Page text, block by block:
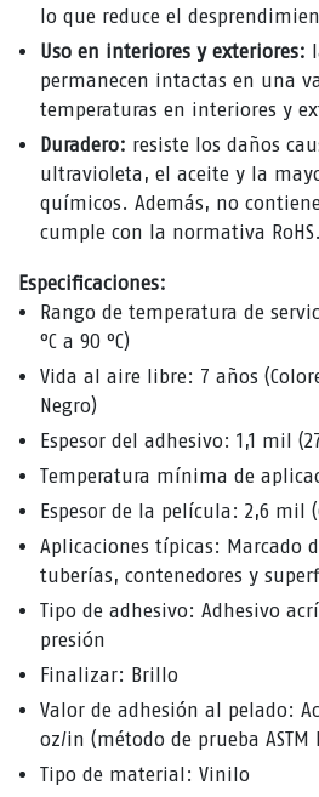
lo que reduce el
Uso en interiores y exteriores:
permanecen intactas en una
temperaturas en interiores y
Duradero: resiste los daños
ultravioleta, el aceite y la
químicos. Además, no
cumple con la normativa RoHS.
Especificaciones:
Rango de temperatura de
°C a 90 °C)
Vida al aire libre: 7 años
Negro)
Espesor del adhesivo: 1,1 mil
Temperatura mínima de
Espesor de la película: 2,6 mil
Aplicaciones típicas: Marcado
tuberías, contenedores y
Tipo de adhesivo: Adhesivo
presión
Finalizar: Brillo
Valor de adhesión al pelado:
oz/in (método de prueba ASTM
Tipo de material: Vinilo